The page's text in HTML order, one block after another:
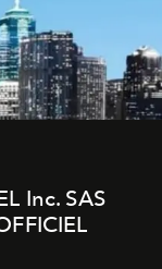
Inc. SAS